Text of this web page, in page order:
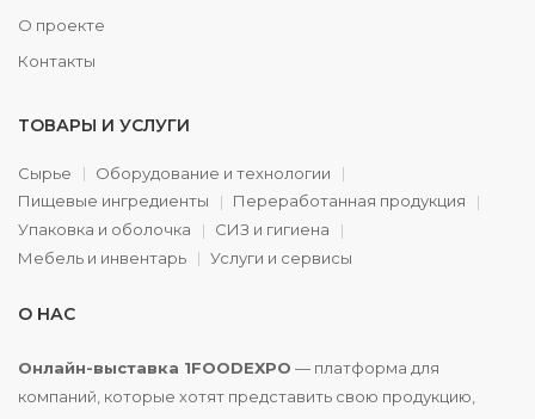
О проекте
Контакты
ТОВАРЫ И УСЛУГИ
Сырье
Оборудование и технологии
Пищевые ингредиенты
Переработанная продукция
Упаковка и оболочка
СИЗ и гигиена
Мебель и инвентарь
Услуги и сервисы
О НАС
Онлайн-выставка 1FOODEXPO — платформа для
компаний, которые хотят представить свою продукцию,